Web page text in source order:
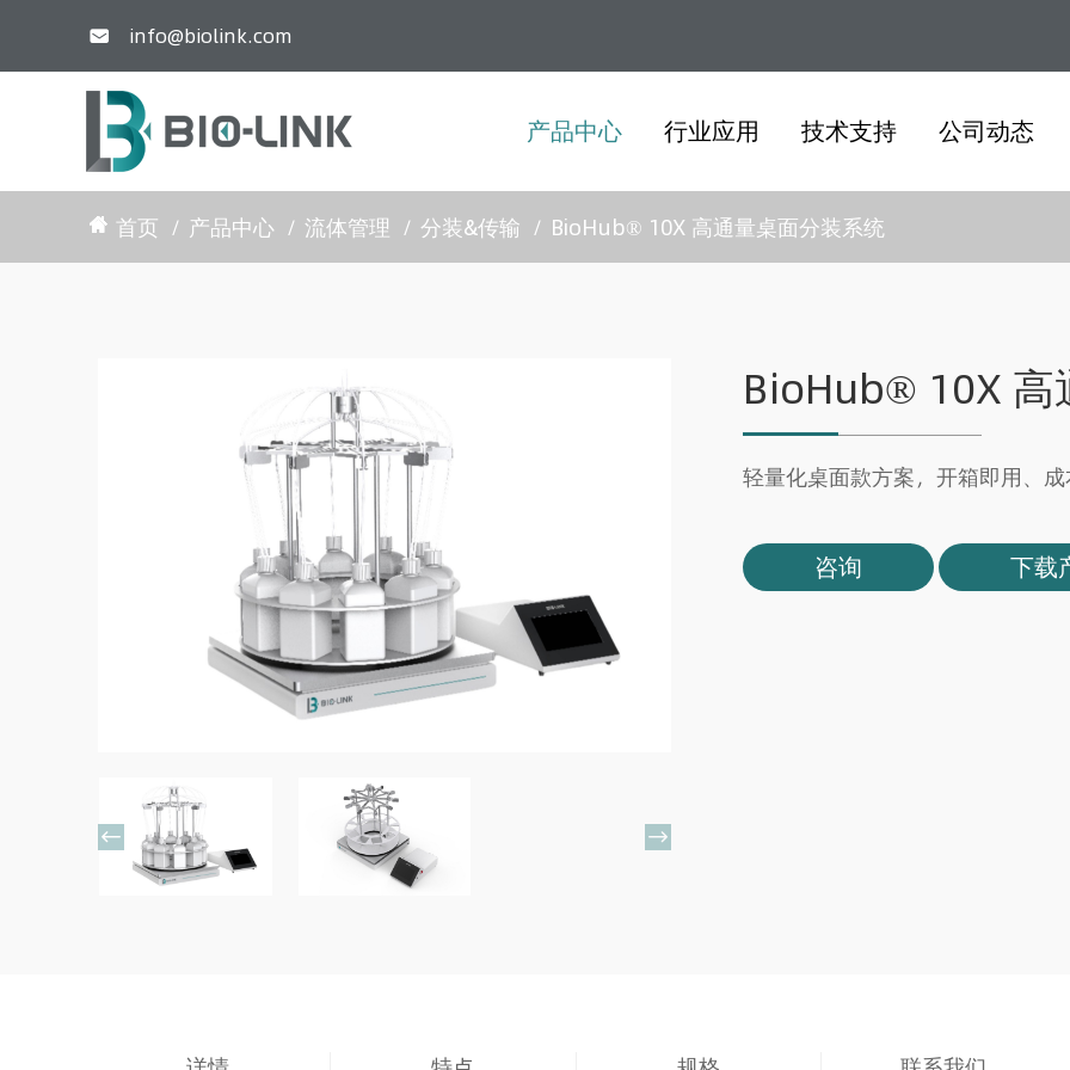
 info@biolink.com
产品中心 行业应用 技术支持 公司动态
首页 产品中心 流体管理 分装&传输 BioHub® 10X 高通量桌面分装系统
 
BioHub® 10X 高
轻量化桌面款方案，开箱即用、
咨询 下载